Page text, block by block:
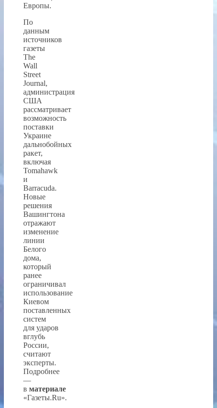
Европы.
По
данным
источников
газеты
The
Wall
Street
Journal,
администрация
США
рассматривает
возможность
поставки
Украине
дальнобойных
ракет,
включая
Tomahawk
и
Barracuda.
Новые
решения
Вашингтона
отражают
изменение
линии
Белого
дома,
который
ранее
ограничивал
использование
Киевом
поставленных
систем
для ударов
вглубь
России,
считают
эксперты.
Подробнее
—
в материале
«Газеты.Ru».